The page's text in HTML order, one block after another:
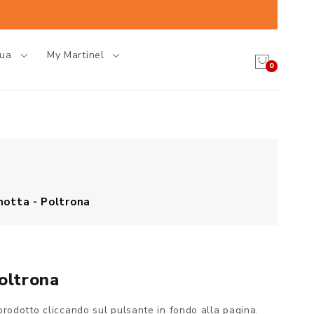
My Martinel
0
- Poltrona
cliccando sul pulsante in fondo alla pagina.